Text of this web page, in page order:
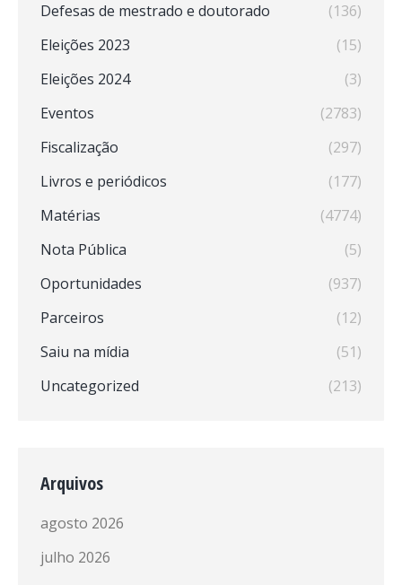
Defesas de mestrado e doutorado
(136)
Eleições 2023
(15)
Eleições 2024
(3)
Eventos
(2783)
Fiscalização
(297)
Livros e periódicos
(177)
Matérias
(4774)
Nota Pública
(5)
Oportunidades
(937)
Parceiros
(12)
Saiu na mídia
(51)
Uncategorized
(213)
Arquivos
agosto 2026
julho 2026